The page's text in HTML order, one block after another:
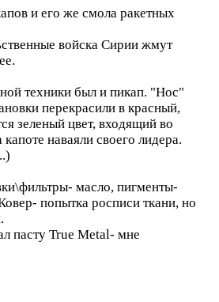
и его же смола ракетных
войска Сирии жмут
техники был и пикап. "Нос"
перекрасили в красный,
зеленый цвет, входящий во
наваяли своего лидера.
масло, пигменты-
попытка росписи ткани, но
пасту True Metal- мне